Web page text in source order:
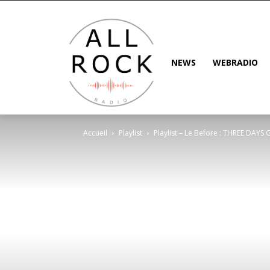
NEWS WEBRADIO
Accueil Playlist Playlist – Le Before : THREE DAYS